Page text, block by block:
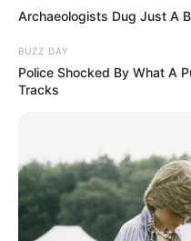
Archaeologists Dug Just A
BUZZ DAY
Police Shocked By What A
Tracks